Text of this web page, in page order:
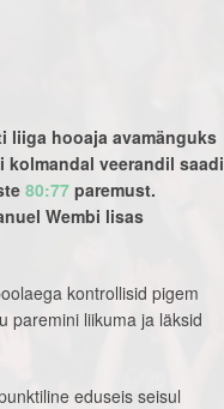
liiga hooaja avamänguks
kolmandal veerandil saadi
80:77 paremust.
Wembi lisas
kontrollisid pigem
paremini liikuma ja läksid
eduseis seisul